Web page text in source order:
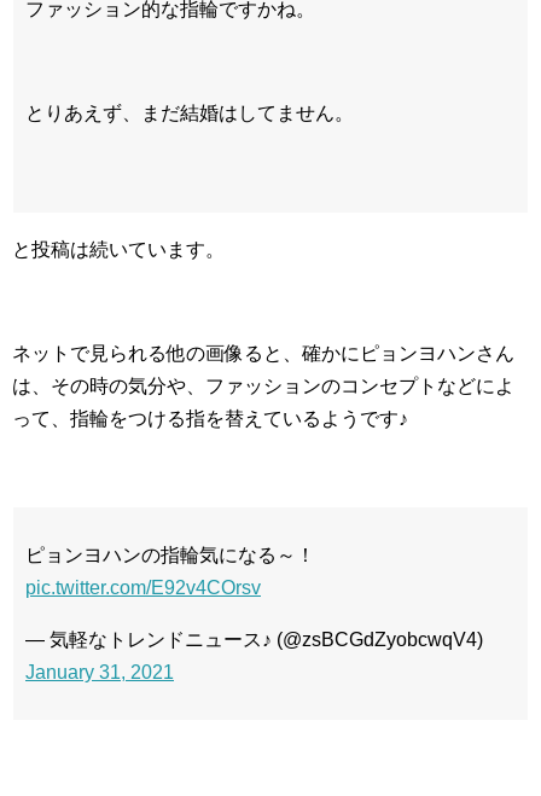
ファッション的な指輪ですかね。
とりあえず、まだ結婚はしてません。
と投稿は続いています。
ネットで見られる他の画像ると、確かにピョンヨハンさん
は、その時の気分や、ファッションのコンセプトなどによ
って、指輪をつける指を替えているようです♪
ピョンヨハンの指輪気になる～！
pic.twitter.com/E92v4COrsv
— 気軽なトレンドニュース♪ (@zsBCGdZyobcwqV4)
January 31, 2021